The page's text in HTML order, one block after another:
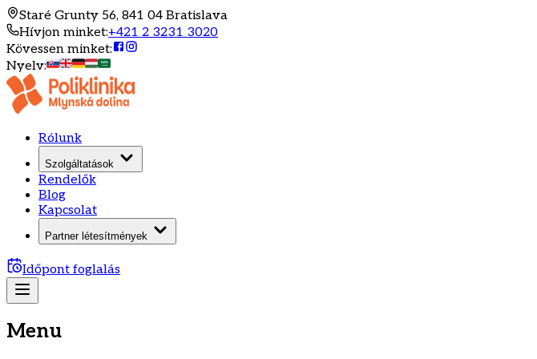
Staré Grunty 56, 841 04 Bratislava
Hívjon minket:+421 2 3231 3020
Kövessen minket:
Nyelv:
Rólunk
Szolgáltatások
Rendelők
Blog
Kapcsolat
Partner létesítmények
Időpont foglalás
Menu